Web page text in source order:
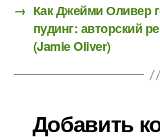
→ Как Джейми Оливер
пудинг: авторский
(Jamie Oliver)
Добавить